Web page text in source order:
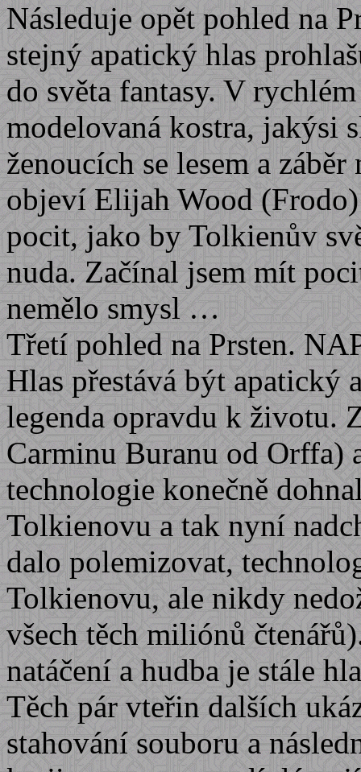
Následuje opět pohled na
stejný apatický hlas
do světa fantasy. V
modelovaná kostra, jakýsi
ženoucích se lesem a
objeví Elijah Wood
pocit, jako by Tolkienův
nuda. Začínal jsem mít
nemělo smysl …
Třetí pohled na Prsten.
Hlas přestává být apatický
legenda opravdu k životu.
Carminu Buranu od Orffa)
technologie konečně
Tolkienovu a tak nyní
dalo polemizovat,
Tolkienovu, ale nikdy
všech těch miliónů
natáčení a hudba je stále
Těch pár vteřin dalších
stahování souboru a